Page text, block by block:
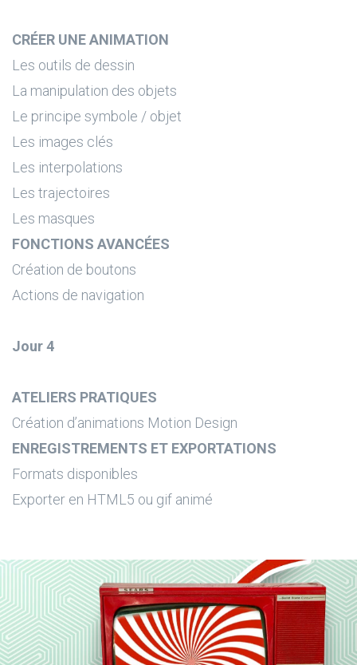
CRÉER UNE ANIMATION
Les outils de dessin
La manipulation des objets
Le principe symbole / objet
Les images clés
Les interpolations
Les trajectoires
Les masques
FONCTIONS AVANCÉES
Création de boutons
Actions de navigation
Jour 4
ATELIERS PRATIQUES
Création d’animations Motion Design
ENREGISTREMENTS ET EXPORTATIONS
Formats disponibles
Exporter en HTML5 ou gif animé